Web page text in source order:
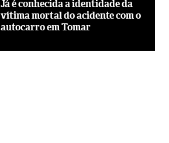
Já é conhecida a identidade da
vítima mortal do acidente com o
autocarro em Tomar